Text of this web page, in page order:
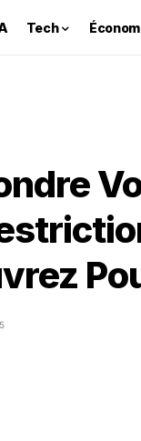
Tech